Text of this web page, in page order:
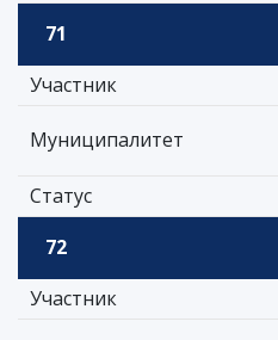
71
Участник
Муниципалитет
Статус
72
Участник